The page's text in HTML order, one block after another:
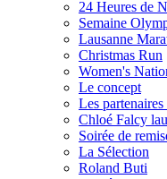
24 Heures de
Semaine
Lausanne
Christmas Run
Women's
Le concept
Les
Chloé Falcy
Soirée de
La Sélection
Roland Buti